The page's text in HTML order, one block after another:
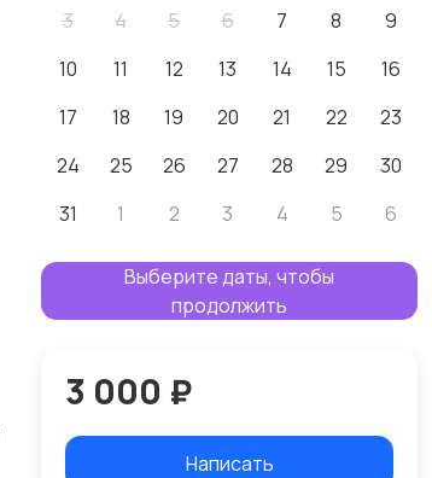
3
4 5 6 7 8
9
10
11 12 13 14 15
16
17
18 19 20 21 22
23
24
25 26 27 28 29
30
31
1 2 3 4 5 6
Выберите даты, чтобы
продолжить
3 000 ₽
Написать